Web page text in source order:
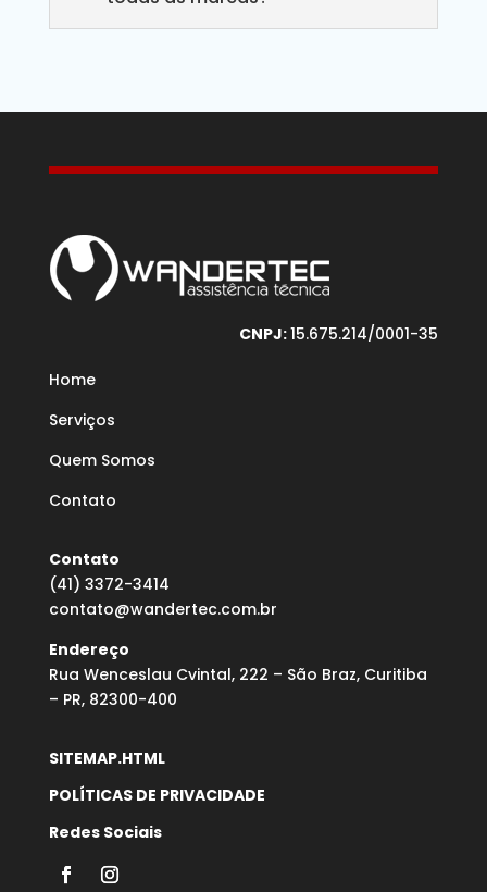
CNPJ:15.675.214/0001-35
Home
Serviços
Quem Somos
Contato
Contato
(41) 3372-3414
contato@wandertec.com.br
Endereço
Rua Wenceslau Cvintal, 222 – São Braz, Curitiba
– PR, 82300-400
SITEMAP.HTML
POLÍTICAS DE PRIVACIDADE
Redes Sociais